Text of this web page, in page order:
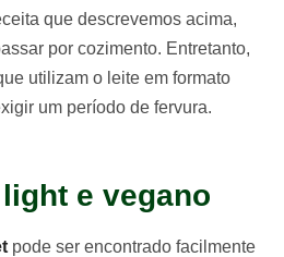
que descrevemos acima,
por cozimento. Entretanto,
utilizam o leite em formato
um período de fervura.
e vegano
pode ser encontrado facilmente